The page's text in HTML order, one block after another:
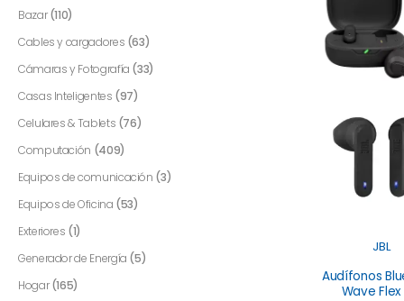
JBL
Audífonos
Wave Flex
Bazar (110)
Cables y cargadores (63)
Cámaras y Fotografía (33)
Casas Inteligentes (97)
Celulares & Tablets (76)
Computación (409)
Equipos de comunicación (3)
Equipos de Oficina (53)
Exteriores (1)
Generador de Energía (5)
Hogar (165)